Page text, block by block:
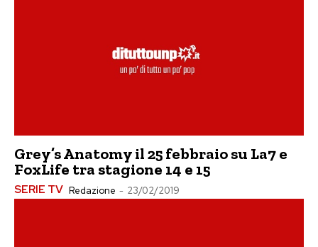
Grey’s Anatomy il 25 febbraio su La7 e
FoxLife tra stagione 14 e 15
SERIE TV Redazione - 23/02/2019